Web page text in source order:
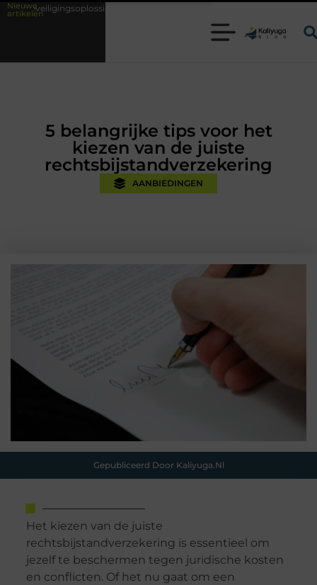
Nieuwe
artikelenmet kennis uit de praktijk
5 belangrijke tips voor het
kiezen van de juiste
rechtsbijstandverzekering
AANBIEDINGEN
Gepubliceerd Door Kaliyuga.nl
Het kiezen van de juiste
rechtsbijstandverzekering is essentieel om
jezelf te beschermen tegen juridische kosten
en conflicten. Of het nu gaat om een